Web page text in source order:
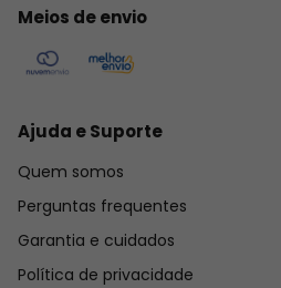
Meios de envio
Ajuda e Suporte
Quem somos
Perguntas frequentes
Garantia e cuidados
Política de privacidade